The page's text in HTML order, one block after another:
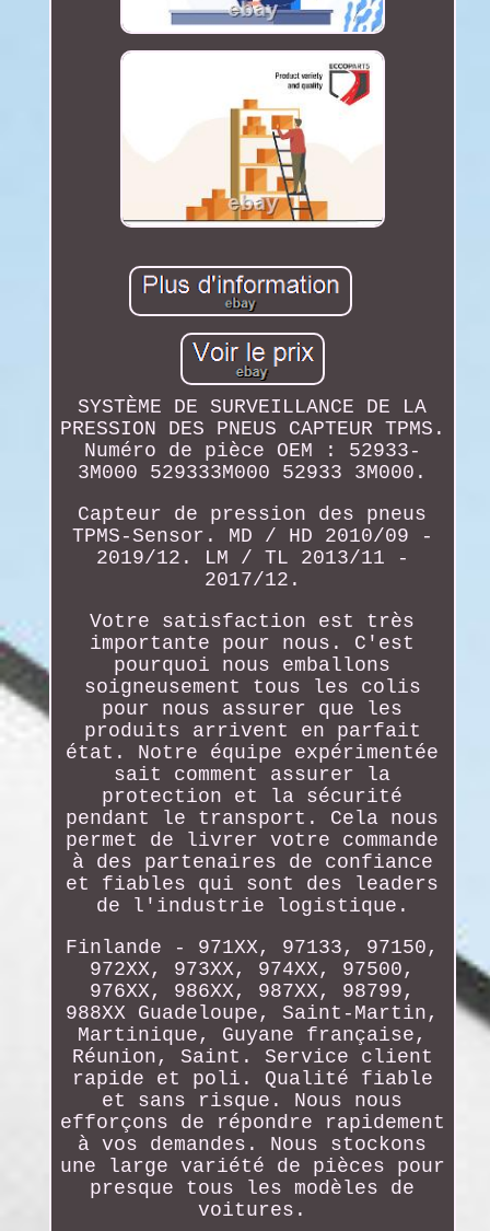
SYSTÈME DE SURVEILLANCE DE LA
PRESSION DES PNEUS CAPTEUR TPMS.
Numéro de pièce OEM : 52933-
3M000 529333M000 52933 3M000.
Capteur de pression des pneus
TPMS-Sensor. MD / HD 2010/09 -
2019/12. LM / TL 2013/11 -
2017/12.
Votre satisfaction est très
importante pour nous. C'est
pourquoi nous emballons
soigneusement tous les colis
pour nous assurer que les
produits arrivent en parfait
état. Notre équipe expérimentée
sait comment assurer la
protection et la sécurité
pendant le transport. Cela nous
permet de livrer votre commande
à des partenaires de confiance
et fiables qui sont des leaders
de l'industrie logistique.
Finlande - 971XX, 97133, 97150,
972XX, 973XX, 974XX, 97500,
976XX, 986XX, 987XX, 98799,
988XX Guadeloupe, Saint-Martin,
Martinique, Guyane française,
Réunion, Saint. Service client
rapide et poli. Qualité fiable
et sans risque. Nous nous
efforçons de répondre rapidement
à vos demandes. Nous stockons
une large variété de pièces pour
presque tous les modèles de
voitures.